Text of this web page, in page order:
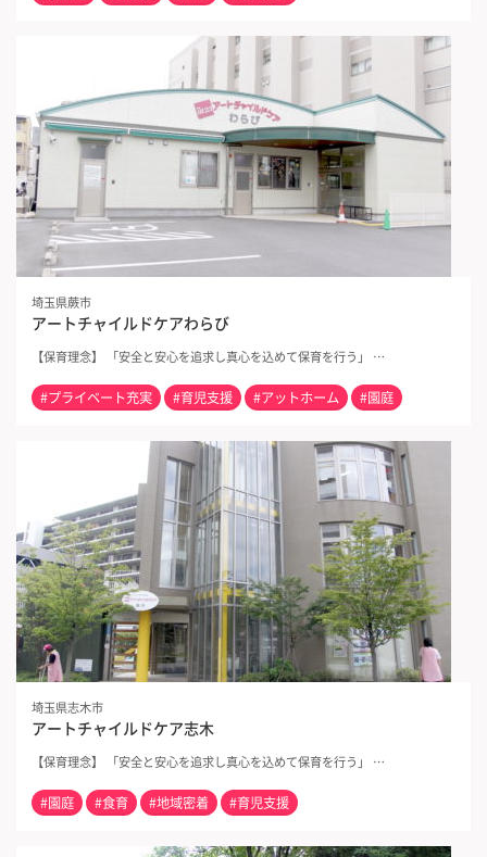
埼玉県蕨市
アートチャイルドケアわらび
【保育理念】 「安全と安心を追求し真心を込めて保育を行う」 …
#プライベート充実 #育児支援 #アットホーム #園庭
埼玉県志木市
アートチャイルドケア志木
【保育理念】 「安全と安心を追求し真心を込めて保育を行う」 …
#園庭 #食育 #地域密着 #育児支援